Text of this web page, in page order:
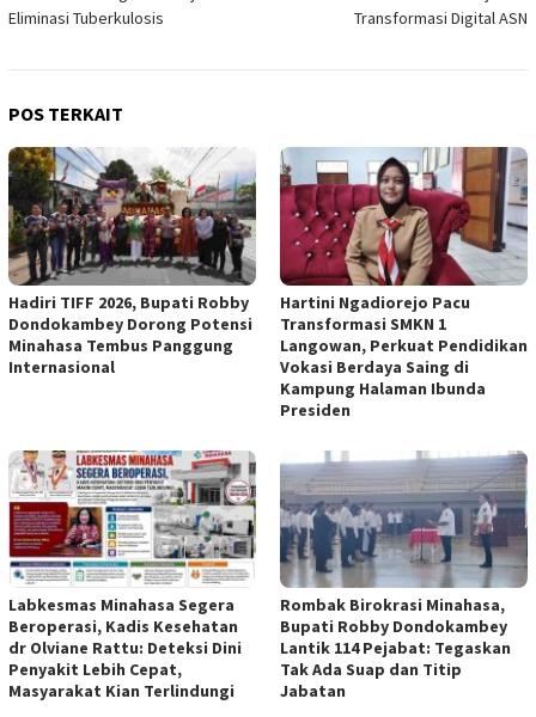
Eliminasi Tuberkulosis
Transformasi Digital ASN
POS TERKAIT
Hadiri TIFF 2026, Bupati Robby
Dondokambey Dorong Potensi
Minahasa Tembus Panggung
Internasional
Hartini Ngadiorejo Pacu
Transformasi SMKN 1
Langowan, Perkuat Pendidikan
Vokasi Berdaya Saing di
Kampung Halaman Ibunda
Presiden
Labkesmas Minahasa Segera
Beroperasi, Kadis Kesehatan
dr Olviane Rattu: Deteksi Dini
Penyakit Lebih Cepat,
Masyarakat Kian Terlindungi
Rombak Birokrasi Minahasa,
Bupati Robby Dondokambey
Lantik 114 Pejabat: Tegaskan
Tak Ada Suap dan Titip
Jabatan